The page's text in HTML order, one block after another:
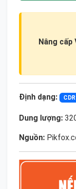
Nâng
Định dạng: CDR
Dung lượng:
Nguồn: